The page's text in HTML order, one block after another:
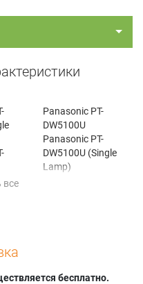
Panasonic PT-
DW5100U
Panasonic PT-
DW5100U (Single
Lamp)
Panasonic PT-
бесплатно.